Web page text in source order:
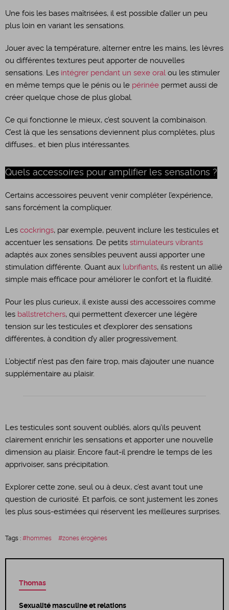
Une fois les bases maîtrisées, il est possible d’aller un peu
plus loin en variant les sensations.
Jouer avec la température, alterner entre les mains, les lèvres
ou différentes textures peut apporter de nouvelles
sensations. Les intégrer pendant un sexe oral ou les stimuler
en même temps que le pénis ou le périnée permet aussi de
créer quelque chose de plus global.
Ce qui fonctionne le mieux, c’est souvent la combinaison.
C’est là que les sensations deviennent plus complètes, plus
diffuses… et bien plus intéressantes.
Quels accessoires pour amplifier les sensations ?
Certains accessoires peuvent venir compléter l’expérience,
sans forcément la compliquer.
Les cockrings, par exemple, peuvent inclure les testicules et
accentuer les sensations. De petits stimulateurs vibrants
adaptés aux zones sensibles peuvent aussi apporter une
stimulation différente. Quant aux
lubrifiants, ils restent un allié
simple mais efficace pour améliorer le confort et la fluidité.
Pour les plus curieux, il existe aussi des accessoires comme
les ballstretchers, qui permettent d’exercer une légère
tension sur les testicules et d’explorer des sensations
différentes, à condition d’y aller progressivement.
L’objectif n’est pas d’en faire trop, mais d’ajouter une nuance
supplémentaire au plaisir.
Les testicules sont souvent oubliés, alors qu’ils peuvent
clairement enrichir les sensations et apporter une nouvelle
dimension au plaisir. Encore faut-il prendre le temps de les
apprivoiser, sans précipitation.
Explorer cette zone, seul ou à deux, c’est avant tout une
question de curiosité. Et parfois, ce sont justement les zones
les plus sous-estimées qui réservent les meilleures surprises.
Tags : hommes zones érogènes
Thomas
Sexualité masculine et relations